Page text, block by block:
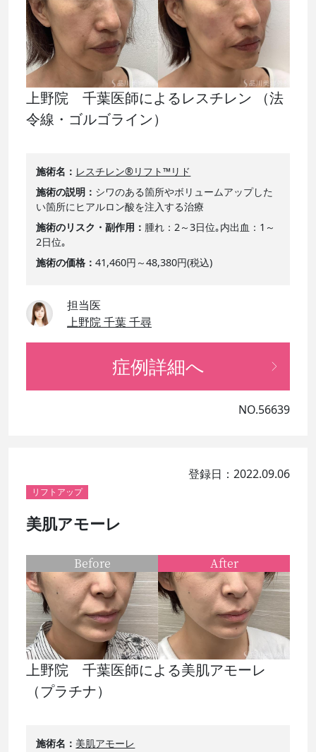
上野院 千葉医師によるレスチレン （法
令線・ゴルゴライン）
施術名
レスチレン®リフト™リド
施術の説明
シワのある箇所やボリュームアップした
い箇所にヒアルロン酸を注入する治療
施術のリスク・副作用
腫れ：2～3日位｡内出血：1～
2日位｡
施術の価格
41,460円～48,380円(税込)
担当医
上野院 千葉 千尋
症例詳細へ
NO.56639
登録日：2022.09.06
リフトアップ
美肌アモーレ
上野院 千葉医師による美肌アモーレ
（プラチナ）
施術名 美肌アモーレ
Before After